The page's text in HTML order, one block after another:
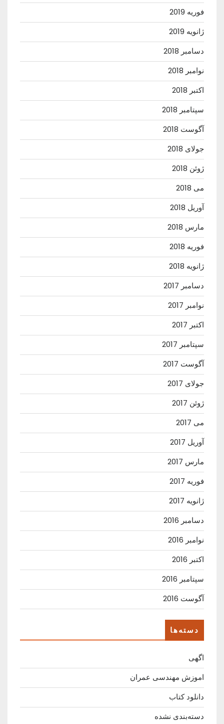
فوریه 2019
ژانویه 2019
دسامبر 2018
نوامبر 2018
اکتبر 2018
سپتامبر 2018
آگوست 2018
جولای 2018
ژوئن 2018
می 2018
آوریل 2018
مارس 2018
فوریه 2018
ژانویه 2018
دسامبر 2017
نوامبر 2017
اکتبر 2017
سپتامبر 2017
آگوست 2017
جولای 2017
ژوئن 2017
می 2017
آوریل 2017
مارس 2017
فوریه 2017
ژانویه 2017
دسامبر 2016
نوامبر 2016
اکتبر 2016
سپتامبر 2016
آگوست 2016
دسته‌ها
اگهی
اموزش مهندسی عمران
دانلود کتاب
دسته‌بندی نشده